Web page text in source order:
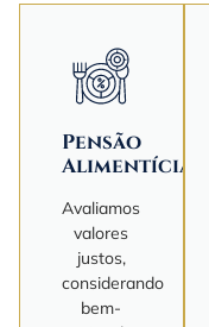
Pensão
Alimentícia
Avaliamos
valores
justos,
considerando
bem-